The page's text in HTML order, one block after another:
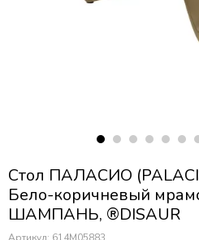
Стол ПАЛАСИО
Бело-коричневый
ШАМПАНЬ, ®DISAUR